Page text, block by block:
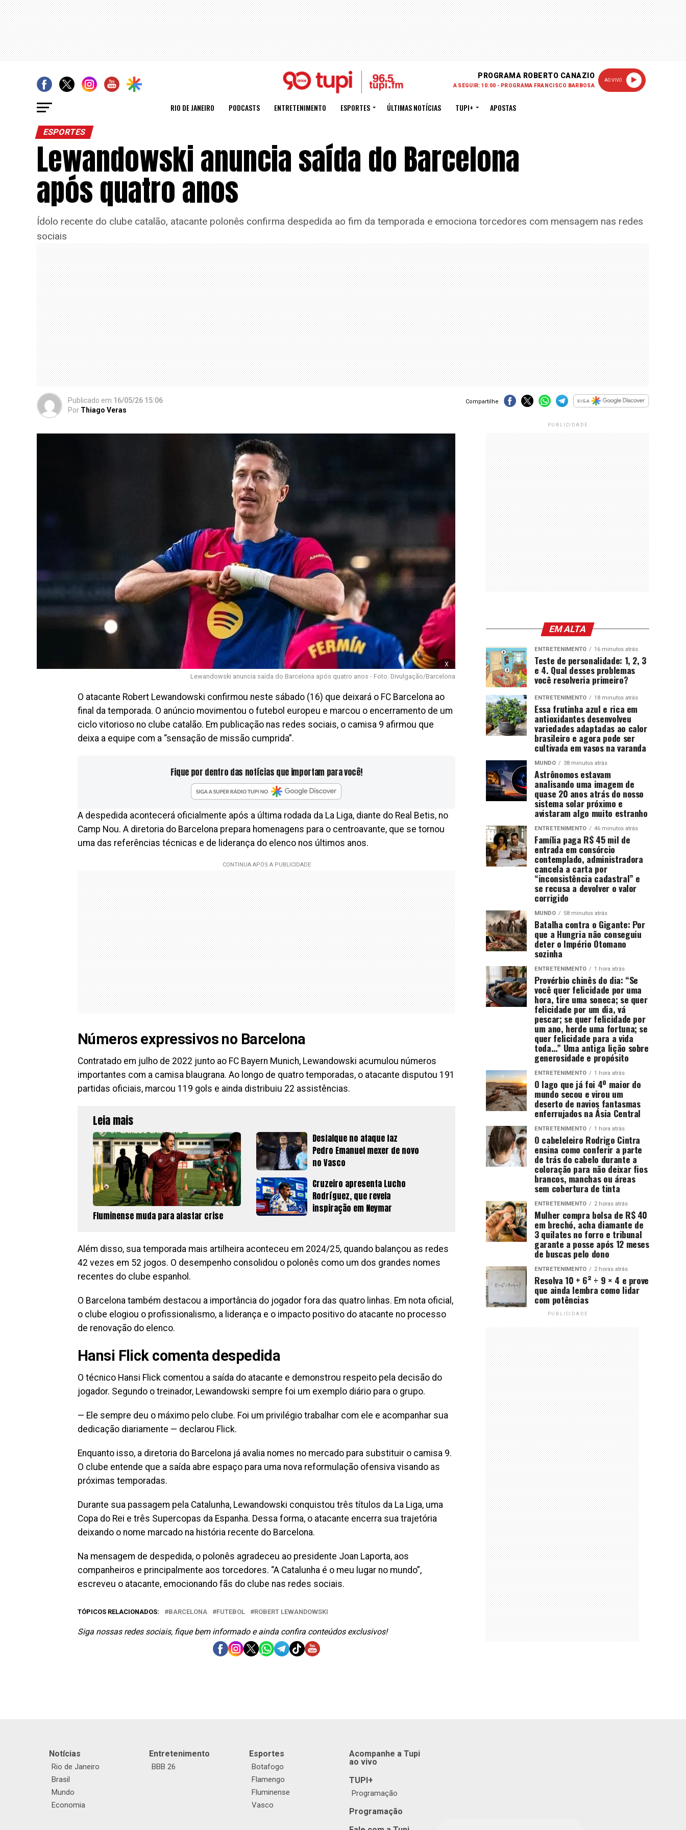
PROGRAMA ROBERTO CANAZIO
A SEGUIR: 10:00 - PROGRAMA FRANCISCO BARBOSA
AO VIVO
RIO DE JANEIRO PODCASTS ENTRETENIMENTO ESPORTES ÚLTIMAS NOTÍCIAS TUPI+ APOSTAS
ESPORTES
Lewandowski anuncia saída do Barcelona
após quatro anos
Ídolo recente do clube catalão, atacante polonês confirma despedida ao fim da temporada e emociona torcedores com mensagem nas redes
sociais
Publicado em 16/05/26 15:06
Por Thiago Veras
Compartilhe
x
Lewandowski anuncia saída do Barcelona após quatro anos - Foto: Divulgação/Barcelona
O atacante Robert Lewandowski confirmou neste sábado (16) que deixará o FC Barcelona ao
final da temporada. O anúncio movimentou o futebol europeu e marcou o encerramento de um
ciclo vitorioso no clube catalão. Em publicação nas redes sociais, o camisa 9 afirmou que
deixa a equipe com a “sensação de missão cumprida”.
Fique por dentro das notícias que importam para você!
A despedida acontecerá oficialmente após a última rodada da La Liga, diante do Real Betis, no
Camp Nou. A diretoria do Barcelona prepara homenagens para o centroavante, que se tornou
uma das referências técnicas e de liderança do elenco nos últimos anos.
Números expressivos no Barcelona
Contratado em julho de 2022 junto ao FC Bayern Munich, Lewandowski acumulou números
importantes com a camisa blaugrana. Ao longo de quatro temporadas, o atacante disputou 191
partidas oficiais, marcou 119 gols e ainda distribuiu 22 assistências.
Leia mais
Fluminense muda para afastar crise
Desfalque no ataque faz
Pedro Emanuel mexer de novo
no Vasco
Cruzeiro apresenta Lucho
Rodríguez, que revela
inspiração em Neymar
Além disso, sua temporada mais artilheira aconteceu em 2024/25, quando balançou as redes
42 vezes em 52 jogos. O desempenho consolidou o polonês como um dos grandes nomes
recentes do clube espanhol.
O Barcelona também destacou a importância do jogador fora das quatro linhas. Em nota oficial,
o clube elogiou o profissionalismo, a liderança e o impacto positivo do atacante no processo
de renovação do elenco.
Hansi Flick comenta despedida
O técnico Hansi Flick comentou a saída do atacante e demonstrou respeito pela decisão do
jogador. Segundo o treinador, Lewandowski sempre foi um exemplo diário para o grupo.
— Ele sempre deu o máximo pelo clube. Foi um privilégio trabalhar com ele e acompanhar sua
dedicação diariamente — declarou Flick.
Enquanto isso, a diretoria do Barcelona já avalia nomes no mercado para substituir o camisa 9.
O clube entende que a saída abre espaço para uma nova reformulação ofensiva visando as
próximas temporadas.
Durante sua passagem pela Catalunha, Lewandowski conquistou três títulos da La Liga, uma
Copa do Rei e três Supercopas da Espanha. Dessa forma, o atacante encerra sua trajetória
deixando o nome marcado na história recente do Barcelona.
Na mensagem de despedida, o polonês agradeceu ao presidente Joan Laporta, aos
companheiros e principalmente aos torcedores. “A Catalunha é o meu lugar no mundo”,
escreveu o atacante, emocionando fãs do clube nas redes sociais.
TÓPICOS RELACIONADOS: BARCELONA FUTEBOL ROBERT LEWANDOWSKI
Siga nossas redes sociais, fique bem informado e ainda confira conteúdos exclusivos!
PUBLICIDADE
EM ALTA
ENTRETENIMENTO 16 minutos atrás
Teste de personalidade: 1, 2, 3
e 4. Qual desses problemas
você resolveria primeiro?
ENTRETENIMENTO 18 minutos atrás
Essa frutinha azul e rica em
antioxidantes desenvolveu
variedades adaptadas ao calor
brasileiro e agora pode ser
cultivada em vasos na varanda
MUNDO 38 minutos atrás
Astrônomos estavam
analisando uma imagem de
quase 20 anos atrás do nosso
sistema solar próximo e
avistaram algo muito estranho
ENTRETENIMENTO 46 minutos atrás
Família paga R$ 45 mil de
entrada em consórcio
contemplado, administradora
cancela a carta por
“inconsistência cadastral” e
se recusa a devolver o valor
corrigido
MUNDO 58 minutos atrás
Batalha contra o Gigante: Por
que a Hungria não conseguiu
deter o Império Otomano
sozinha
ENTRETENIMENTO 1 hora atrás
Provérbio chinês do dia: “Se
você quer felicidade por uma
hora, tire uma soneca; se quer
felicidade por um dia, vá
pescar; se quer felicidade por
um ano, herde uma fortuna; se
quer felicidade para a vida
toda…” Uma antiga lição sobre
generosidade e propósito
ENTRETENIMENTO 1 hora atrás
O lago que já foi 4º maior do
mundo secou e virou um
deserto de navios fantasmas
enferrujados na Ásia Central
ENTRETENIMENTO 1 hora atrás
O cabeleleiro Rodrigo Cintra
ensina como conferir a parte
de trás do cabelo durante a
coloração para não deixar fios
brancos, manchas ou áreas
sem cobertura de tinta
ENTRETENIMENTO 2 horas atrás
Mulher compra bolsa de R$ 40
em brechó, acha diamante de
3 quilates no forro e tribunal
garante a posse após 12 meses
de buscas pelo dono
ENTRETENIMENTO 2 horas atrás
Resolva 10 + 6² ÷ 9 × 4 e prove
que ainda lembra como lidar
com potências
PUBLICIDADE
Notícias
Rio de Janeiro
Brasil
Mundo
Economia
Entretenimento
BBB 26
Esportes
Botafogo
Flamengo
Fluminense
Vasco
Acompanhe a Tupi
ao vivo
TUPI+
Programação
Programação